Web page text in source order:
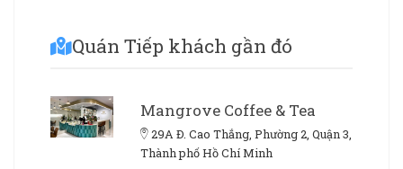
Quán Tiếp khách gần đó
Mangrove Coffee & Tea
29A Đ. Cao Thắng, Phường 2, Quận 3,
Thành phố Hồ Chí Minh